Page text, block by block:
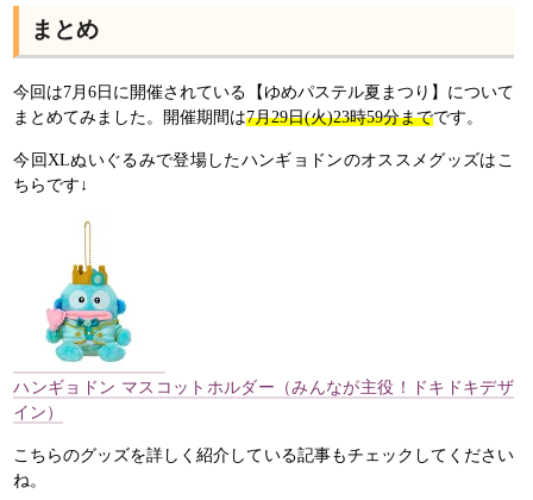
まとめ
今回は7月6日に開催されている【ゆめパステル夏まつり】について
まとめてみました。開催期間は7月29日(火)23時59分までです。
今回XLぬいぐるみで登場したハンギョドンのオススメグッズはこ
ちらです↓
ハンギョドン マスコットホルダー（みんなが主役！ドキドキデザ
イン）
こちらのグッズを詳しく紹介している記事もチェックしてください
ね。